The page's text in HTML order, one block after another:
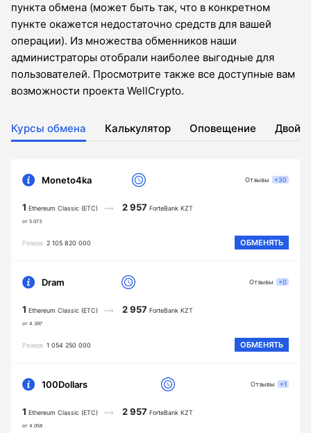
пункта обмена (может быть так, что в конкретном
пункте окажется недостаточно средств для вашей
операции). Из множества обменников наши
администраторы отобрали наиболее выгодные для
пользователей. Просмотрите также все доступные вам
возможности проекта WellCrypto.
Курсы обмена Калькулятор Оповещение
Moneto4ka
1 Ethereum Classic (ETC)
от 5.073
2 957 ForteBank KZT
Резерв 2 105 820 000 ОБМЕНЯТЬ
Отзывы +30
Dram
1 Ethereum Classic (ETC)
от 4.397
2 957 ForteBank KZT
Резерв 1 054 250 000 ОБМЕНЯТЬ
Отзывы +0
100Dollars
1 Ethereum Classic (ETC)
от 4.058
2 957 ForteBank KZT
Отзывы +1